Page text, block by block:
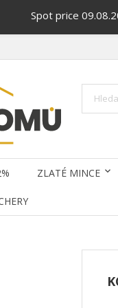
Spot price
ZLATÉ MINCE